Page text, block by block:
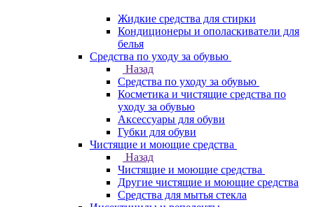
Жидкие средства для стирки
Кондиционеры и ополаскиватели для
белья
Средства по уходу за обувью
Назад
Средства по уходу за обувью
Косметика и чистящие средства по
уходу за обувью
Аксессуары для обуви
Губки для обуви
Чистящие и моющие средства
Назад
Чистящие и моющие средства
Другие чистящие и моющие средства
Средства для мытья стекла